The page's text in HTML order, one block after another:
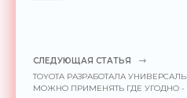
СЛЕДУЮЩАЯ СТАТЬЯ
TOYOTA РАЗРАБОТАЛА
МОЖНО ПРИМЕНЯТЬ ГДЕ УГОДНО -